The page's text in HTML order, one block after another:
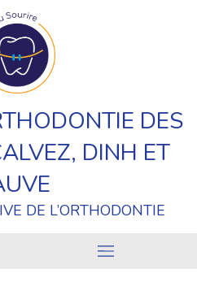
DES
DINH ET
DE L’ORTHODONTIE